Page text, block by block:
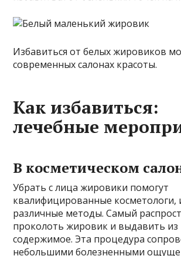
Избавиться от белых жировиков
современных салонах красоты.
Как избавиться:
лечебные
В косметическом
Убрать с лица жировики помогут
квалифицированные косметологи,
различные методы. Самый
проколоть жировик и выдавить из
содержимое. Эта процедура
небольшими болезненными